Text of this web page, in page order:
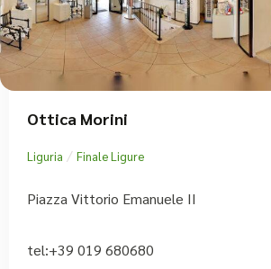
Ottica Morini
Liguria / Finale Ligure
Piazza Vittorio Emanuele II
tel:+39 019 680680